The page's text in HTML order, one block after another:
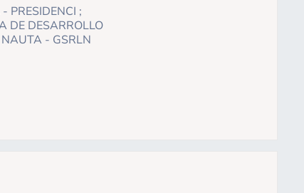
PRESIDENCI ;
DE DESARROLLO
NAUTA - GSRLN